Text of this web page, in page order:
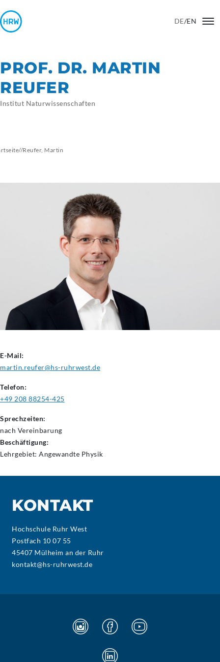
DE/EN
PROF. DR. MARTIN
REUFER
Institut Naturwissenschaften
//Reufer, Martin
E-Mail:
martin.reufer@hs-ruhrwest.de
Telefon:
+49 208 88254-425
Sprechzeiten:
nach Vereinbarung
Beschäftigung:
Lehrgebiet: Angewandte Physik
KONTAKT
Hochschule Ruhr West
Postfach 10 07 55
45407 Mülheim an der Ruhr
kontakt@hs-ruhrwest.de